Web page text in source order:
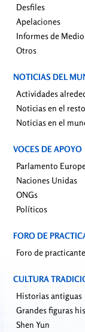
Desfiles
Apelaciones
Informes de
Otros
NOTICIAS DEL
Actividades
Noticias en el
Noticias en el
VOCES DE APOYO
Parlamento
Naciones Unidas
ONGs
Políticos
FORO DE
Foro de
CULTURA
Historias antiguas
Grandes figuras
Shen Yun